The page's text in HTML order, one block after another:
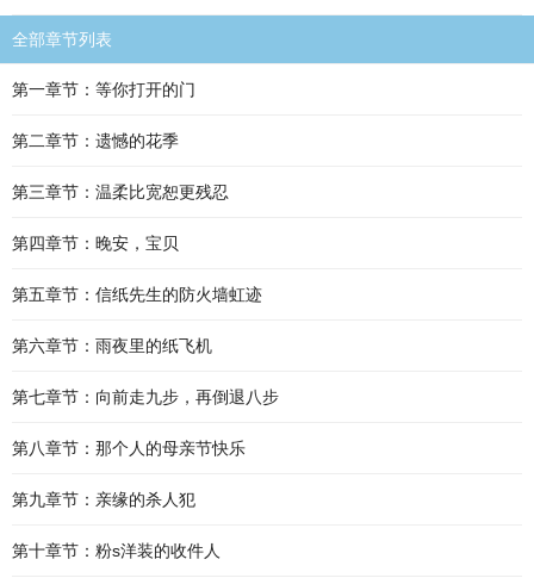
全部章节列表
第一章节：等你打开的门
第二章节：遗憾的花季
第三章节：温柔比宽恕更残忍
第四章节：晚安，宝贝
第五章节：信纸先生的防火墙虹迹
第六章节：雨夜里的纸飞机
第七章节：向前走九步，再倒退八步
第八章节：那个人的母亲节快乐
第九章节：亲缘的杀人犯
第十章节：粉s洋装的收件人